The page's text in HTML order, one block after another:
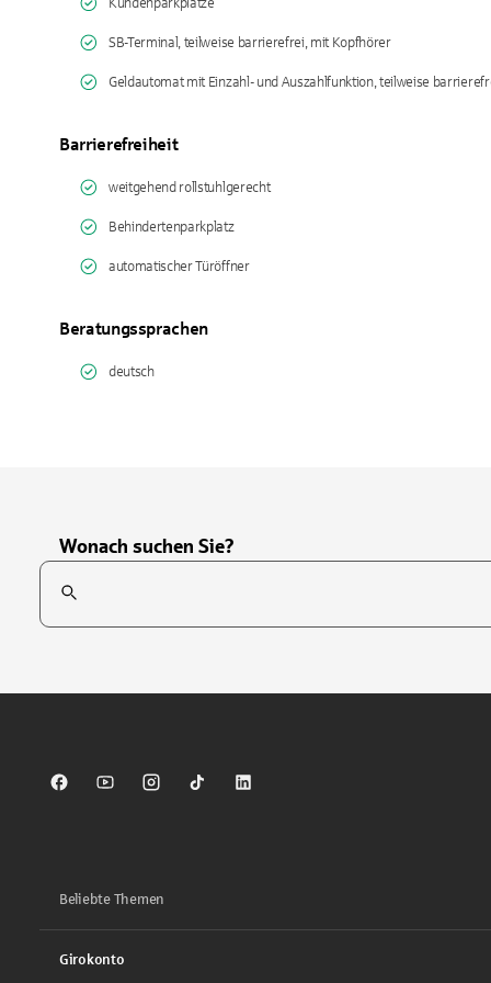
Kundenparkplätze
SB-Terminal, teilweise barrierefrei, mit Kopfhörer
Geldautomat mit Einzahl- und Auszahlfunktion, teilweise
Barrierefreiheit
weitgehend rollstuhlgerecht
Behindertenparkplatz
automatischer Türöffner
Beratungssprachen
deutsch
Wonach suchen Sie?
Suchfeld
Sparkasse auf Facebook
Sparkasse auf Youtube
Sparkasse auf Instagram
Sparkasse auf TikTok
Sparkasse auf LinkedIn
Beliebte Themen
Girokonto